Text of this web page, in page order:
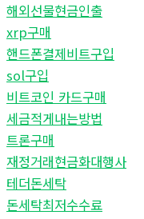
해외선물현금인출
xrp구매
핸드폰결제비트구입
sol구입
비트코인 카드구매
세금적게내는방법
트론구매
재정거래현금화대행사
테더돈세탁
돈세탁최저수수료